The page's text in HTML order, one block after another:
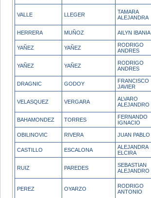
VALLE LLEGER
TAMARA
ALEJANDRA
HERRERA MUÑOZ AILYN IBANIA
YAÑEZ YAÑEZ
RODRIGO
ANDRES
YAÑEZ YAÑEZ
RODRIGO
ANDRES
DRAGNIC GODOY
FRANCISCO
JAVIER
VELASQUEZ VERGARA
ALVARO
ALEJANDRO
BAHAMONDEZ TORRES
FERNANDO
IGNACIO
OBILINOVIC RIVERA JUAN PABLO
CASTILLO ESCALONA
ALEJANDRA
ELCIRA
RUIZ PAREDES
SEBASTIAN
ALEJANDRO
PEREZ OYARZO
RODRIGO
ANTONIO